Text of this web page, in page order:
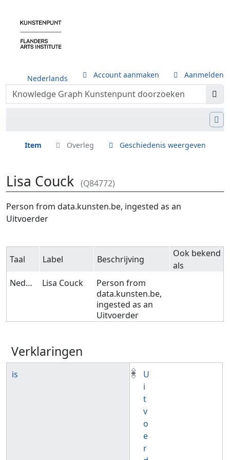
Nederlands Account aanmaken Aanmelden
Item Overleg Geschiedenis weergeven
Lisa Couck (Q84772)
Ga naar:navigatie,zoeken
Person from data.kunsten.be, ingested as an
Uitvoerder
Taal Label Beschrijving
Ook bekend
als
Nederlands
Lisa Couck
Person from
data.kunsten.be,
ingested as an
Uitvoerder
Verklaringen
is
U
i
t
v
o
e
r